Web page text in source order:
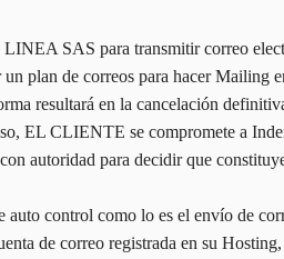
SAS para transmitir correo
de correos para hacer Mailing
resultará en la cancelación
EL CLIENTE se compromete a
autoridad para decidir que
control como lo es el envío de
de correo registrada en su